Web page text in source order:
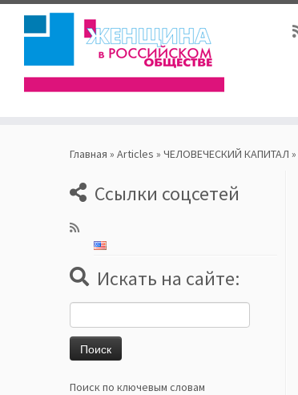
Главная » Articles » ЧЕЛОВЕЧЕСКИЙ КАПИТАЛ »
Ссылки соцсетей
Искать на сайте:
Поиск по ключевым словам